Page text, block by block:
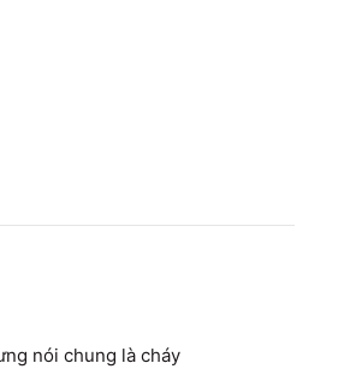
nói chung là cháy